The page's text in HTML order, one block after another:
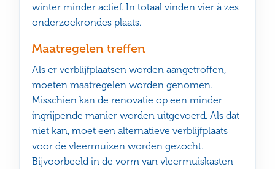
winter minder actief. In totaal vinden vier à zes
onderzoekrondes plaats.
Maatregelen treffen
Als er verblijfplaatsen worden aangetroffen,
moeten maatregelen worden genomen.
Misschien kan de renovatie op een minder
ingrijpende manier worden uitgevoerd. Als dat
niet kan, moet een alternatieve verblijfplaats
voor de vleermuizen worden gezocht.
Bijvoorbeeld in de vorm van vleermuiskasten